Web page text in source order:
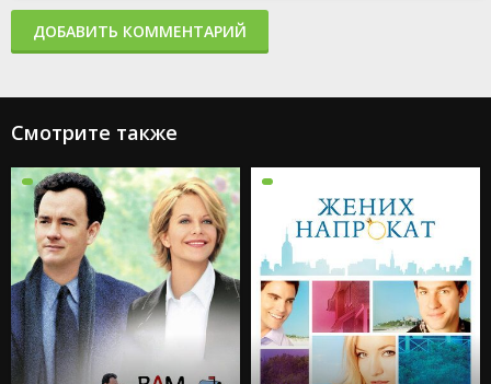
ДОБАВИТЬ КОММЕНТАРИЙ
Смотрите также